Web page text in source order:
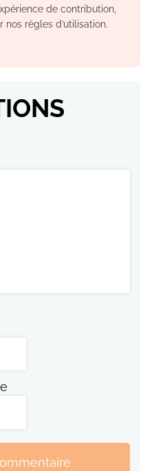
de contribution,
nos règles d’utilisation.